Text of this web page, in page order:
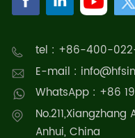
tel : +86-400-
E-mail :
WhatsApp : +86
Anhui, China